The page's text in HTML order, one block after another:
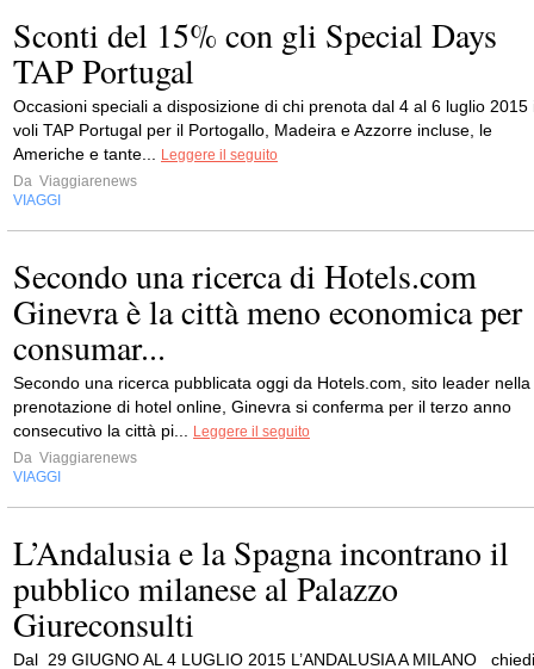
Sconti del 15% con gli Special Days
TAP Portugal
Occasioni speciali a disposizione di chi prenota dal 4 al 6 luglio 2015
voli TAP Portugal per il Portogallo, Madeira e Azzorre incluse, le
Americhe e tante...
Leggere il seguito
Da Viaggiarenews
VIAGGI
Secondo una ricerca di Hotels.com
Ginevra è la città meno economica per
consumar...
Secondo una ricerca pubblicata oggi da Hotels.com, sito leader nella
prenotazione di hotel online, Ginevra si conferma per il terzo anno
consecutivo la città pi...
Leggere il seguito
Da Viaggiarenews
VIAGGI
L’Andalusia e la Spagna incontrano il
pubblico milanese al Palazzo
Giureconsulti
Dal 29 GIUGNO AL 4 LUGLIO 2015 L’ANDALUSIA A MILANO chiedi